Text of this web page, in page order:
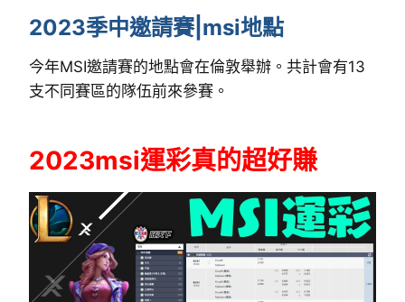
2023季中邀請賽|msi地點
今年MSI邀請賽的地點會在倫敦舉辦。共計會有13
支不同賽區的隊伍前來參賽。
2023msi運彩真的超好賺